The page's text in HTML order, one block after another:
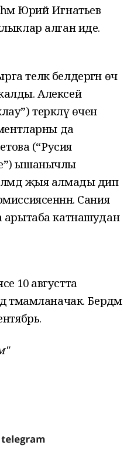
Юрий Игнатьев
алган иде.
теләк белдергән өч
Алексей
теркәлү өчен
да
(“Русия
ышанычлы
җыя алмады дип
Сания
арытаба катнашудан
10 августта
тәмамланачак. Бердәм